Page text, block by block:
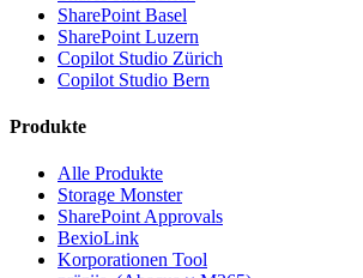
SharePoint Basel
SharePoint Luzern
Copilot Studio Zürich
Copilot Studio Bern
Produkte
Alle Produkte
Storage Monster
SharePoint Approvals
BexioLink
Korporationen Tool